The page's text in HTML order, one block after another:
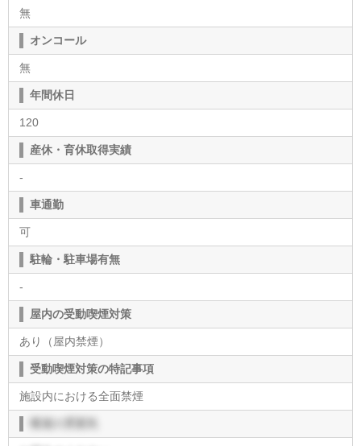
無
オンコール
無
年間休日
120
産休・育休取得実績
-
車通勤
可
駐輪・駐車場有無
-
屋内の受動喫煙対策
あり（屋内禁煙）
受動喫煙対策の特記事項
施設内における全面禁煙
職場の雰囲気